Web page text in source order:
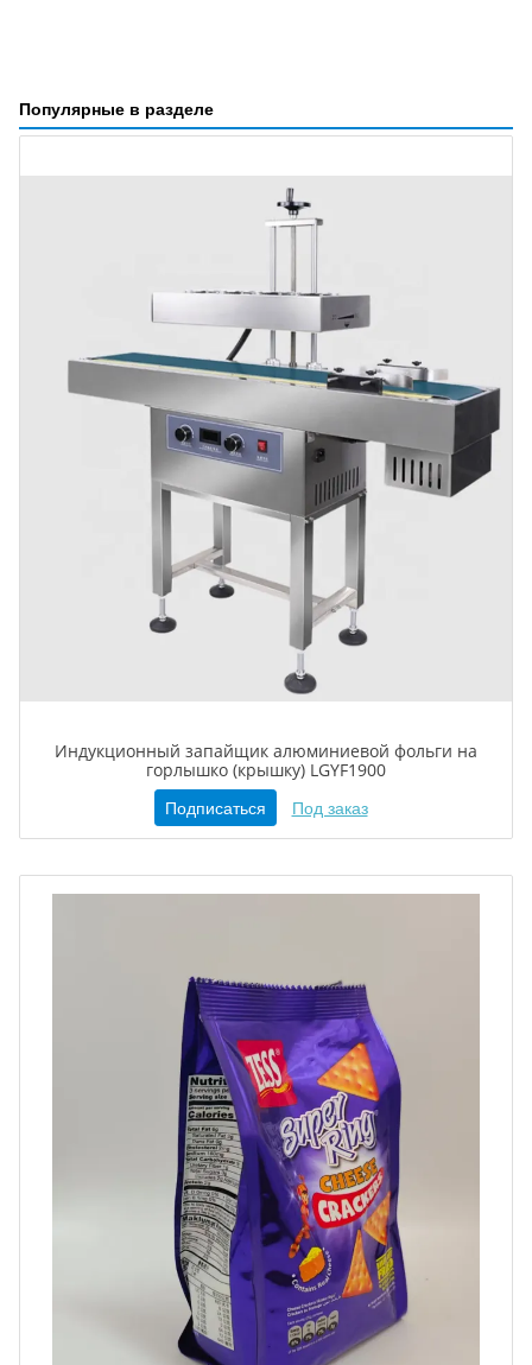
Популярные в разделе
Индукционный запайщик алюминиевой фольги на
горлышко (крышку) LGYF1900
Подписаться Под заказ